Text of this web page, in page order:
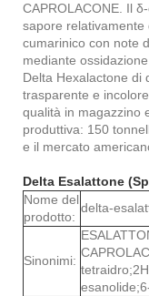
CAPROLACONE. Il
sapore
cumarinico con note
mediante
Delta Hexalactone di
trasparente e
qualità in magazzino
produttiva: 150
e il mercato
Delta Esalattone
Nome del
prodotto:
delta-
Sinonimi: